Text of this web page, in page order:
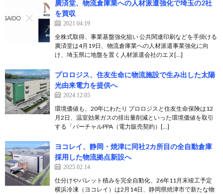
廣済堂、物流倉庫業への人材派遣強化で埼玉の2社
を買収
2021.04.19
全株式取得、事業基盤強化狙い 公共関連印刷などを手掛ける
廣済堂は4月19日、物流倉庫業への人材派遣事業強化に向
け、埼玉県に地盤を置く人材派遣会社のエヌ[…]
プロロジス、住友生命に物流施設で生み出した太陽
光由来電力を提供へ
2024.12.05
環境価値も、20年にわたり プロロジスと住友生命保険は12
月2日、温室効果ガスの排出量削減といった環境価値を取引
する「バーチャルPPA（電力販売契約）[…]
ヨコレイ、静岡・焼津に同社2カ所目の全自動倉庫
採用した物流拠点新設へ
2025.02.14
仕分けやパレット積みを完全自動化、26年11月末竣工予定
横浜冷凍（ヨコレイ）は2月14日、静岡県焼津市で新たな物